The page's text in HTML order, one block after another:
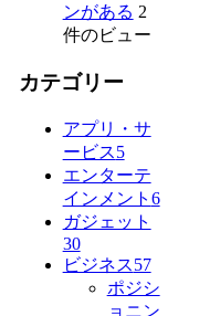
ンがある 2
件のビュー
カテゴリー
アプリ・サ
ービス5
エンターテ
インメント 6
ガジェット
30
ビジネス57
ポジシ
ョニン